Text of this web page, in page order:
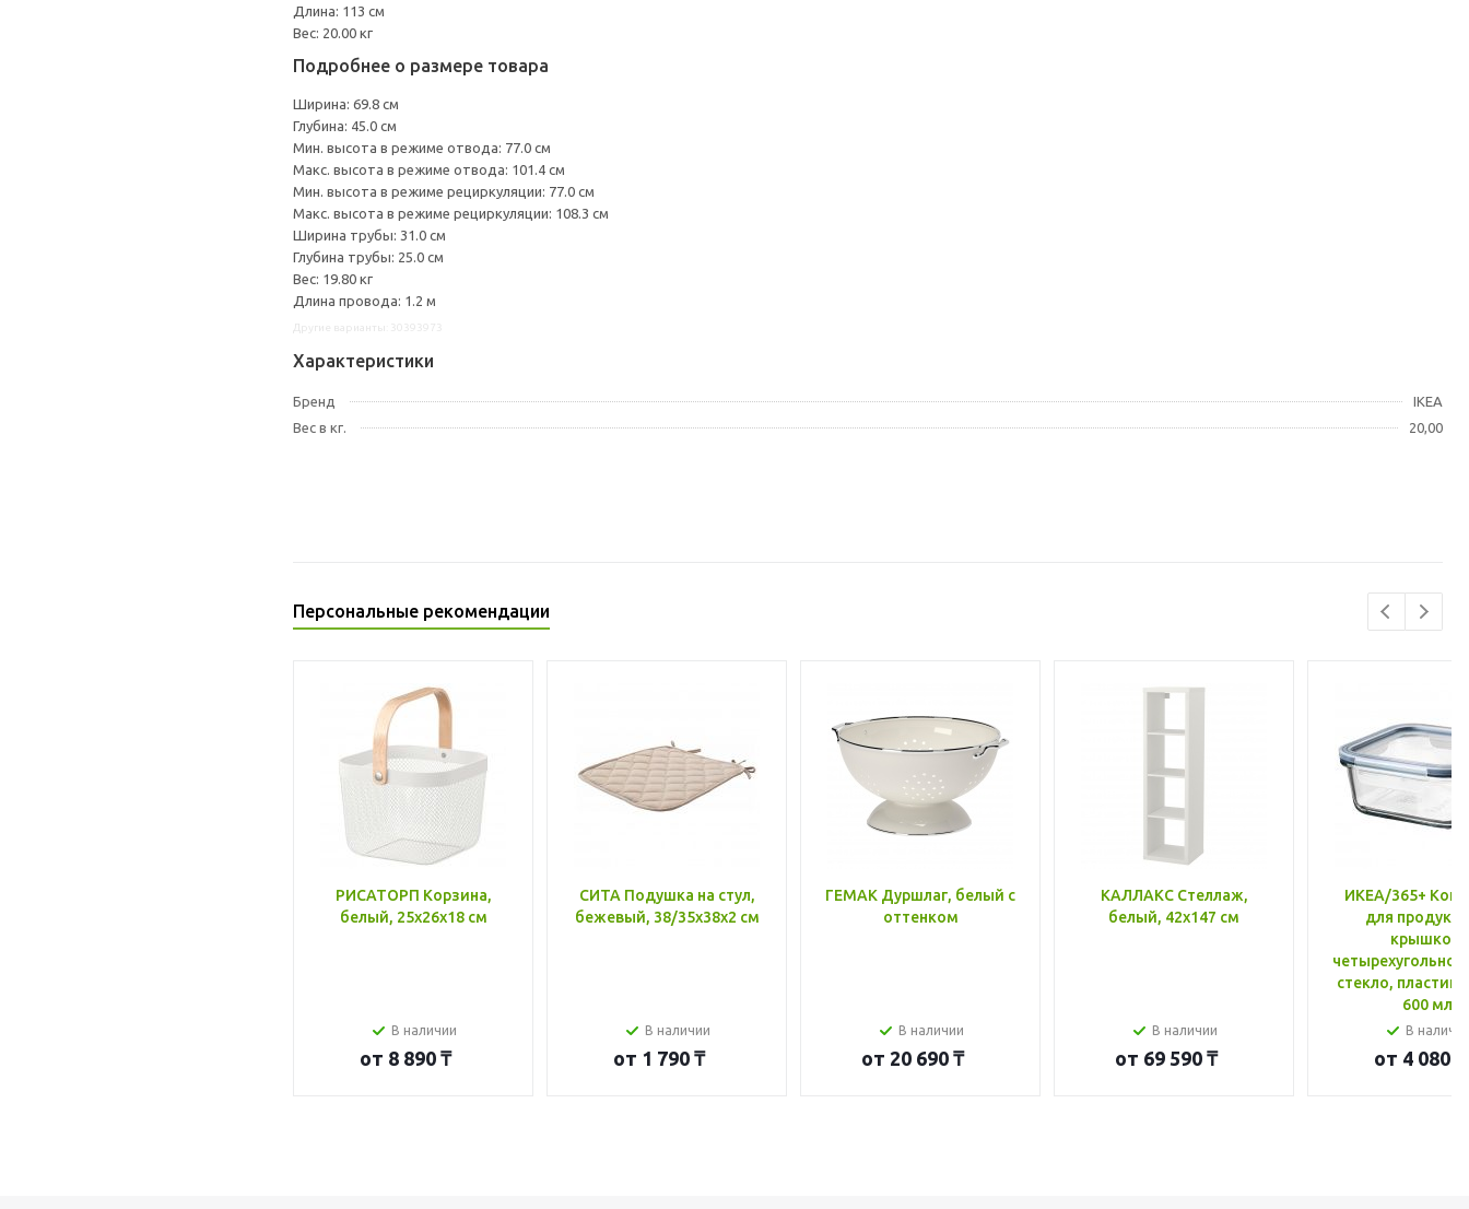
Длина: 113 см
Вес: 20.00 кг
Подробнее о размере товара
Ширина: 69.8 см
Глубина: 45.0 см
Мин. высота в режиме отвода: 77.0 см
Макс. высота в режиме отвода: 101.4 см
Мин. высота в режиме рециркуляции: 77.0 см
Макс. высота в режиме рециркуляции: 108.3 см
Ширина трубы: 31.0 см
Глубина трубы: 25.0 см
Вес: 19.80 кг
Длина провода: 1.2 м
Характеристики
Бренд
IKEA
Вес в кг.
20,00
Персональные рекомендации
РИСАТОРП Корзина,
белый, 25x26x18 см
В наличии
от 8 890 ₸
СИТА Подушка на стул,
бежевый, 38/35x38x2 см
В наличии
от 1 790 ₸
ГЕМАК Дуршлаг, белый с
оттенком
В наличии
от 20 690 ₸
КАЛЛАКС Стеллаж,
белый, 42x147 см
В наличии
от 69 590 ₸
ИКЕА/365+
для
крышкой,
стекло, пластик
600 мл
В
от 4 080 ₸